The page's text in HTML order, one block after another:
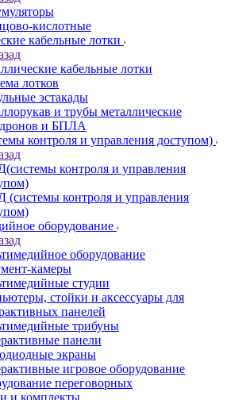
кислотные
кабельные лотки
кабельные лотки
лотков
эстакады
и трубы металлические
и БПЛА
контроля и управления доступом)
контроля и управления
(системы контроля и управления
оборудование
оборудование
камеры
студии
стойки и аксессуары для
панелей
трибуны
панели
экраны
игровое оборудование
переговорных
и комплекты